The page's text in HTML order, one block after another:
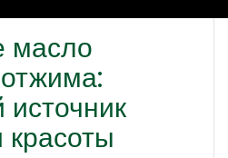
масло
красоты